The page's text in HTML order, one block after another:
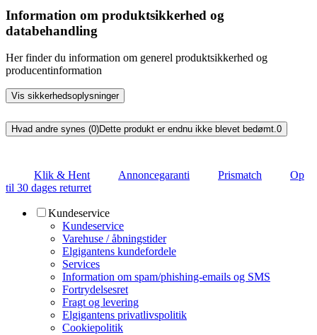
Information om produktsikkerhed og
databehandling
Her finder du information om generel produktsikkerhed og
producentinformation
Vis sikkerhedsoplysninger
Hvad andre synes (0)Dette produkt er endnu ikke blevet bedømt.0
Klik & Hent Annoncegaranti Prismatch
Op
til 30 dages returret
Kundeservice
Kundeservice
Varehuse / åbningstider
Elgigantens kundefordele
Services
Information om spam/phishing-emails og SMS
Fortrydelsesret
Fragt og levering
Elgigantens privatlivspolitik
Cookiepolitik